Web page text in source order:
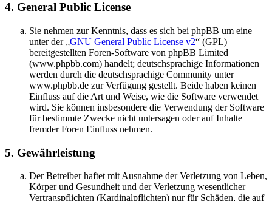
4. General Public License
Sie nehmen zur Kenntnis, dass es sich bei phpBB um eine
unter der „GNU General Public License v2“ (GPL)
bereitgestellten Foren-Software von phpBB Limited
(www.phpbb.com) handelt; deutschsprachige Informationen
werden durch die deutschsprachige Community unter
www.phpbb.de zur Verfügung gestellt. Beide haben keinen
Einfluss auf die Art und Weise, wie die Software verwendet
wird. Sie können insbesondere die Verwendung der Software
für bestimmte Zwecke nicht untersagen oder auf Inhalte
fremder Foren Einfluss nehmen.
5. Gewährleistung
Der Betreiber haftet mit Ausnahme der Verletzung von Leben,
Körper und Gesundheit und der Verletzung wesentlicher
Vertragspflichten (Kardinalpflichten) nur für Schäden, die auf